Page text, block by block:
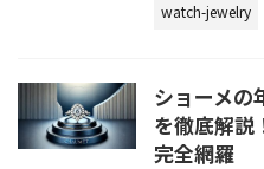
watch-jewelry
ショーメの
を徹底解説
完全網羅